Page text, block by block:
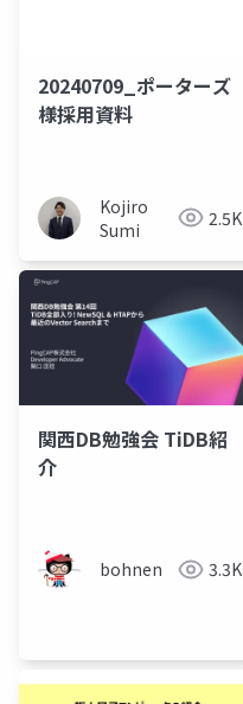
20240709_ポーターズ
様採用資料
Kojiro
Sumi
2.5K
関西DB勉強会 TiDB紹
介
bohnen 3.3K